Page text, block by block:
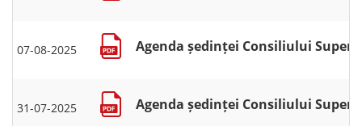
07-08-2025 Agenda ședinței Consiliului
31-07-2025 Agenda ședinței Consiliului